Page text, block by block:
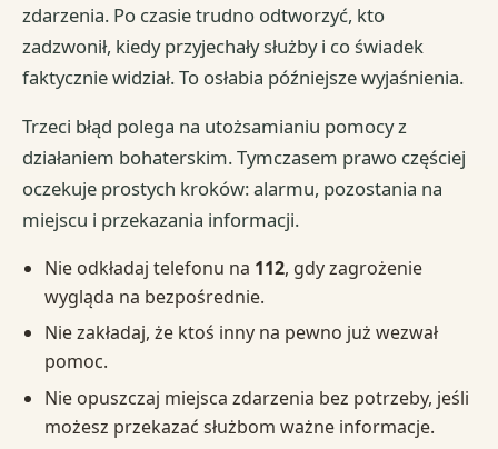
zdarzenia. Po czasie trudno odtworzyć, kto
zadzwonił, kiedy przyjechały służby i co świadek
faktycznie widział. To osłabia późniejsze wyjaśnienia.
Trzeci błąd polega na utożsamianiu pomocy z
działaniem bohaterskim. Tymczasem prawo częściej
oczekuje prostych kroków: alarmu, pozostania na
miejscu i przekazania informacji.
Nie odkładaj telefonu na 112, gdy zagrożenie
wygląda na bezpośrednie.
Nie zakładaj, że ktoś inny na pewno już wezwał
pomoc.
Nie opuszczaj miejsca zdarzenia bez potrzeby, jeśli
możesz przekazać służbom ważne informacje.